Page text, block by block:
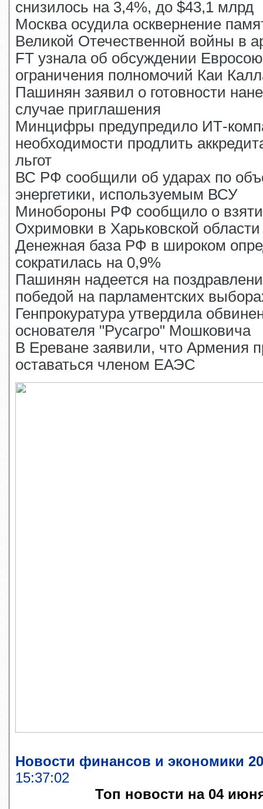
снизилось на 3,4%, до $43,1 млрд
Москва осудила осквернение
Великой Отечественной войны в
FT узнала об обсуждении
ограничения полномочий Каи
Пашинян заявил о готовности
случае приглашения
Минцифры предупредило ИТ-
необходимости продлить
льгот
ВС РФ сообщили об ударах по
энергетики, используемым ВСУ
Минобороны РФ сообщило о
Охримовки в Харьковской области
Денежная база РФ в широком
сократилась на 0,9%
Пашинян надеется на
победой на парламентских
Генпрокуратура утвердила
основателя "Русагро" Мошковича
В Ереване заявили, что Армения
оставаться членом ЕАЭС
Новости финансов и экономики
15:37:02
Топ новости на 04